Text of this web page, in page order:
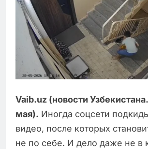
Vaib.uz (новости
мая). Иногда соцсети
видео, после которых
не по себе. И дело даже не в